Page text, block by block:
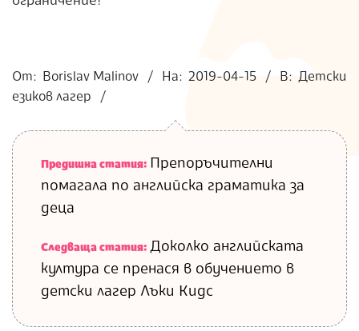
04-
15
От: Borislav Malinov На: 2019-04-15 В: Детски
езиков лагер
Предишна статия: Препоръчителни
помагала по английска граматика за
деца
Следваща статия: Доколко английската
култура се пренася в обучението в
детски лагер Лъки Кидс